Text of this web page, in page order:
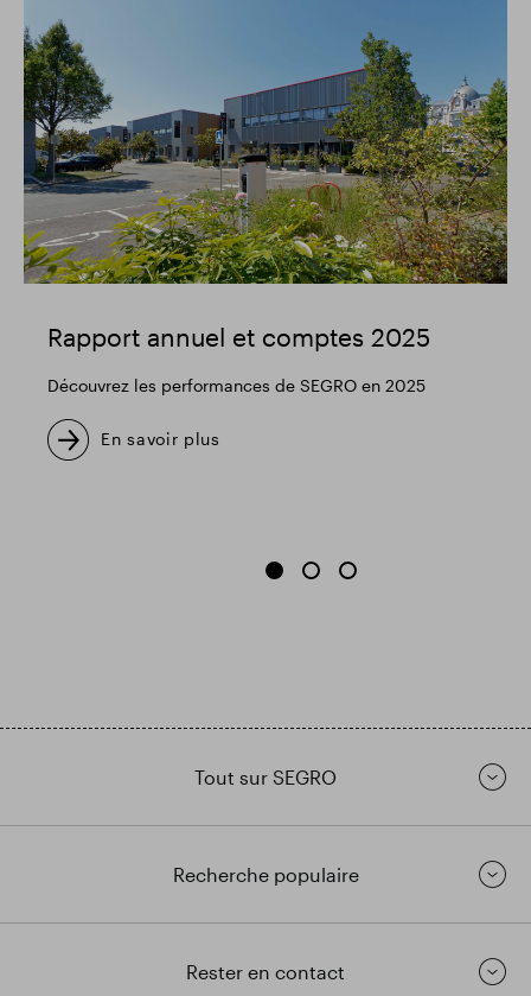
Rapport annuel et comptes 2025
Découvrez les performances de SEGRO en 2025
En savoir plus
Tout sur SEGRO
Recherche populaire
Rester en contact